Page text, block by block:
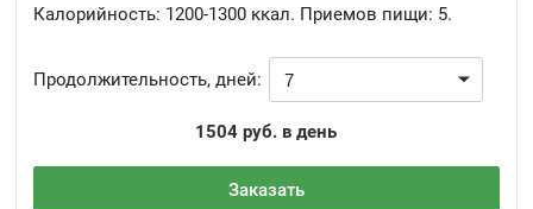
Калорийность: 1200-1300 ккал. Приемов пищи: 5.
Продолжительность, дней:
1504 руб. в день
Заказать